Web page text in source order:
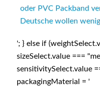
oder PVC Packband
Deutsche wollen
'; } else if
sizeSelect.value ===
sensitivitySelect.value
packagingMaterial = '